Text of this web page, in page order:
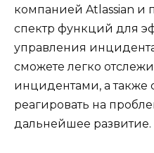
компанией Atlassian и
спектр функций для
управления
сможете легко
инцидентами, а также
реагировать на
дальнейшее развитие.